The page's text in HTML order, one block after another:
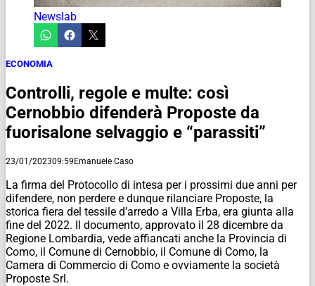
Newslab
ECONOMIA
Controlli, regole e multe: così
Cernobbio difenderà Proposte da
fuorisalone selvaggio e “parassiti”
23/01/202309:59Emanuele Caso
La firma del Protocollo di intesa per i prossimi due anni per
difendere, non perdere e dunque rilanciare Proposte, la
storica fiera del tessile d’arredo a Villa Erba, era giunta alla
fine del 2022. Il documento, approvato il 28 dicembre da
Regione Lombardia, vede affiancati anche la Provincia di
Como, il Comune di Cernobbio, il Comune di Como, la
Camera di Commercio di Como e ovviamente la società
Proposte Srl.